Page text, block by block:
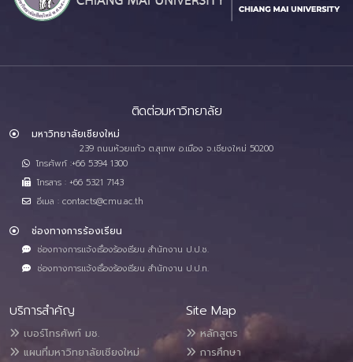
ติดต่อมหาวิทยาลัย
มหาวิทยาลัยเชียงใหม่
239 ถนนห้วยแก้ว ต.สุเทพ อ.เมือง จ.เชียงใหม่ 50200
โทรศัพท์ :+66 5394 1300
โทรสาร : +66 5321 7143
อีเมล : contacts@cmu.ac.th
ช่องทางการร้องเรียน
ช่องทางการแจ้งเรื่องร้องเรียน สำนักงาน ป.ป.ช.
ช่องทางการแจ้งเรื่องร้องเรียน สำนักงาน ป.ป.ท.
บริการสำคัญ
เบอร์โทรศัพท์ มช.
แผนที่มหาวิทยาลัยเชียงใหม่
Site Map
หลักสูตร
การศึกษา